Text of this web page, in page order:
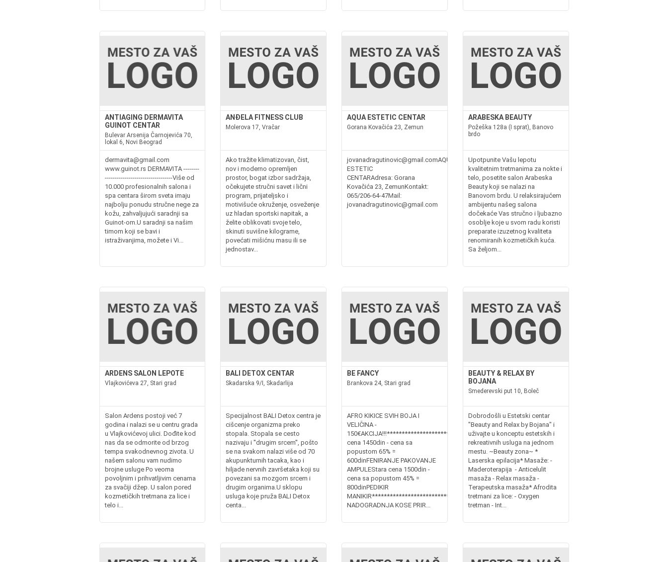
ANTIAGING DERMAVITA
GUINOT CENTAR
Bulevar Arsenija Čarnojevića 70,
lokal 6, Novi Beograd
dermavita@gmail.com
www.guinot.rs DERMAVITA --------
----------------------------------Više od
10.000 profesionalnih salona i
spa centara širom sveta imaju
najbolju ponudu stručne nege za
kožu, zahvaljujući saradnji sa
Guinot-om.U saradnji sa našim
timom koji se bavi i
istraživanjima, možete i Vi...
ANĐELA FITNESS CLUB
Molerova 17, Vračar
Ako tražite klimatizovan, čist,
nov i moderno opremljen
prostor, bogat izbor sadržaja,
očekujete stručni savet i lični
program, prijateljsko i
motivišuće okruženje, osveženje
uz hladan sportski napitak, a
želite oblikovati svoje telo,
skinuti suvišne kilograme,
povećati mišićnu masu ili se
jednostav...
AQUA ESTETIC CENTAR
Gorana Kovačića 23, Zemun
jovanadragutinovic@gmail.comAQUA
ESTETIC
CENTARAdresa: Gorana
Kovačića 23, ZemunKontakt:
065/206-64-47Mail:
jovanadragutinovic@gmail.com
ARABESKA BEAUTY
Požeška 128a (I sprat), Banovo
brdo
Upotpunite Vašu lepotu
kvalitetnim tretmanima za nokte i
telo, posetite salon Arabeska
Beauty koji se nalazi na
Banovom brdu. U relaksirajućem
ambijentu našeg salona
dočekaće Vas stručno i ljubazno
osoblje koje u svom radu koristi
preparate izuzetnog kvaliteta
renomiranih kozmetičkih kuća.
Sa željom...
ARDENS SALON LEPOTE
Vlajkovićeva 27, Stari grad
Salon Ardens postoji već 7
godina i nalazi se u centru grada
u Vlajkovićevoj ulici. Dođite kod
nas da se odmorite od brzog
tempa svakodnevnog zivota. U
našem salonu vam nudimo
brojne usluge Po veoma
povoljnim i prihvatljivim cenama
za svačiji džep. U salon pored
kozmetičkih tretmana za lice i
telo i...
BALI DETOX CENTAR
Skadarska 9/I, Skadarlija
Specijalnost BALI Detox centra je
cišcenje organizma preko
stopala. Stopala se cesto
nazivaju i ''drugim srcem'', pošto
se na svakom nalazi više od 70
akupunkturnih tacaka, kao i
hiljade nervnih završetaka koji su
povezani sa mozgom srcem i
drugim organima.U sklopu
usluga koje pruža BALI Detox
centa...
BE FANCY
Brankova 24, Stari grad
AFRO KIKICE SVIH BOJA I
VELIČINA -
150€AKCIJA!!!********************************************Stara
cena 1450din - cena sa
popustom 65% =
600dinFENIRANJE PAKOVANJE
AMPULEStara cena 1500din -
cena sa popustom 45% =
800dinPEDIKIR
MANIKIR********************************************
NADOGRADNJA KOSE PRIR...
BEAUTY & RELAX BY
BOJANA
Smederevski put 10, Boleč
Dobrodošli u Estetski centar
"Beauty and Relax by Bojana" i
uživajte u konceptu estetskih i
rekreativnih usluga na jednom
mestu. ~Beauty zona~ *
Laserska epilacija* Masaže: -
Maderoterapija - Anticelulit
masaža - Relax masaža -
Terapeutska masaža* Afrodita
tretmani za lice: - Oxygen
tretman - Int...